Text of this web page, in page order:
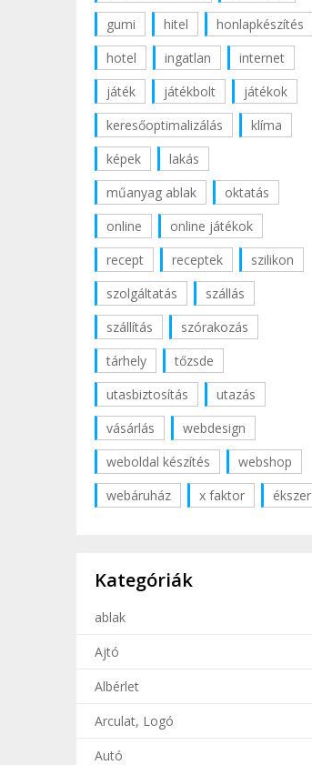
gumi
hitel
honlapkészítés
hotel
ingatlan
internet
játék
játékbolt
játékok
keresőoptimalizálás
klíma
képek
lakás
műanyag ablak
oktatás
online
online játékok
recept
receptek
szilikon
szolgáltatás
szállás
szállítás
szórakozás
tárhely
tőzsde
utasbiztosítás
utazás
vásárlás
webdesign
weboldal készítés
webshop
webáruház
x faktor ékszer
Kategóriák
ablak
Ajtó
Albérlet
Arculat, Logó
Autó